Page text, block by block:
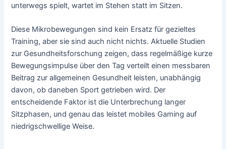
unterwegs spielt, wartet im Stehen statt im Sitzen.
Diese Mikrobewegungen sind kein Ersatz für gezieltes
Training, aber sie sind auch nicht nichts. Aktuelle Studien
zur Gesundheitsforschung zeigen, dass regelmäßige kurze
Bewegungsimpulse über den Tag verteilt einen messbaren
Beitrag zur allgemeinen Gesundheit leisten, unabhängig
davon, ob daneben Sport getrieben wird. Der
entscheidende Faktor ist die Unterbrechung langer
Sitzphasen, und genau das leistet mobiles Gaming auf
niedrigschwellige Weise.